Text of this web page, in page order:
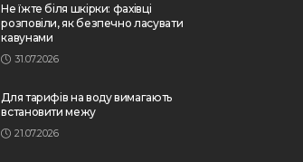
Не їжте біля шкірки: фахівці
розповіли, як безпечно ласувати
кавунами
31.07.2026
Для тарифів на воду вимагають
встановити межу
21.07.2026